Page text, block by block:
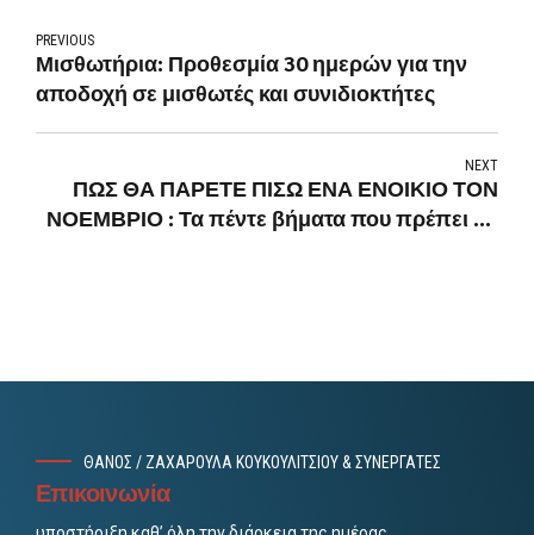
PREVIOUS
Μισθωτήρια: Προθεσμία 30 ημερών για την
αποδοχή σε μισθωτές και συνιδιοκτήτες
NEXT
ΠΩΣ ΘΑ ΠΑΡΕΤΕ ΠΙΣΩ ΕΝΑ ΕΝΟΙΚΙΟ ΤΟΝ
ΝΟΕΜΒΡΙΟ : Τα πέντε βήματα που πρέπει να
ΘΑΝΟΣ / ΖΑΧΑΡΟΥΛΑ ΚΟΥΚΟΥΛΙΤΣΙΟΥ & ΣΥΝΕΡΓΑΤΕΣ
Επικοινωνία